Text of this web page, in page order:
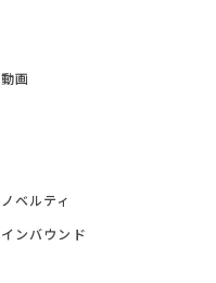
動画
ノベルティ
インバウンド